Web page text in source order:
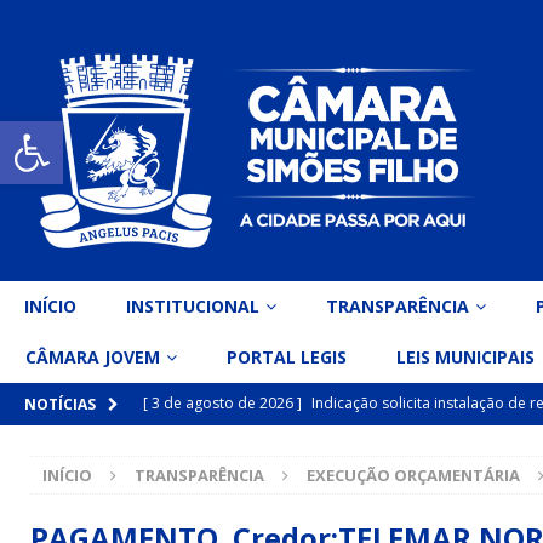
Open toolbar
INÍCIO INSTITUCIONAL TRANSPARÊNCIA
CÂMARA JOVEM PORTAL LEGIS LEIS MUNICIPAIS
NOTÍCIAS [ 3 de agosto de 2026 ] Indicação solicita instalação de
inclusiva
DESTAQUE
[ 15 de julho de 2026 ]
Vereador Belo Gazineu
INÍCIO TRANSPARÊNCIA EXECUÇÃO ORÇAMENTÁRIA